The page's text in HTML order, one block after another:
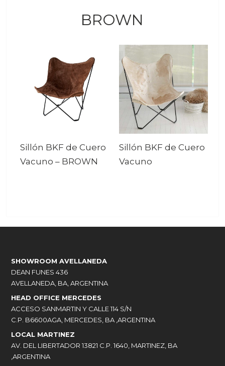
BROWN
Sillón BKF de Cuero
Vacuno – BROWN
Sillón BKF de Cuero
Vacuno
SHOWROOM AVELLANEDA
DEAN FUNES 436
AVELLANEDA, BA, ARGENTINA
HEAD OFFICE MERCEDES
ACCESO SANMARTIN Y CALLE 114 S/N
C.P. B6600AGA, MERCEDES, BA ,ARGENTINA
LOCAL MARTINEZ
AV. DEL LIBERTADOR 13821 C.P. 1640, MARTINEZ, BA
,ARGENTINA